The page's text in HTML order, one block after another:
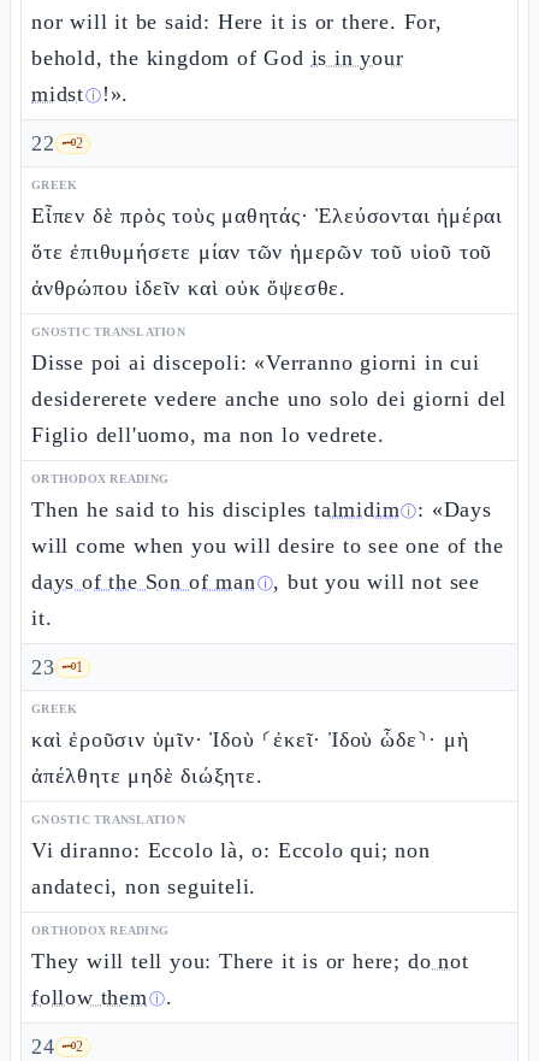
nor will it be said: Here it is or there. For,
behold, the kingdom of God is in your
midstⓘ !».
22 🗝️2
GREEK
Εἶπεν δὲ πρὸς τοὺς μαθητάς· Ἐλεύσονται ἡμέραι
ὅτε ἐπιθυμήσετε μίαν τῶν ἡμερῶν τοῦ υἱοῦ τοῦ
ἀνθρώπου ἰδεῖν καὶ οὐκ ὄψεσθε.
GNOSTIC TRANSLATION
Disse poi ai discepoli: «Verranno giorni in cui
desidererete vedere anche uno solo dei giorni del
Figlio dell'uomo, ma non lo vedrete.
ORTHODOX READING
Then he said to his disciplestalmidimⓘ: «Days
will come when you will desire to see one of the
days of the Son of manⓘ, but you will not see
it.
23 🗝️1
GREEK
καὶ ἐροῦσιν ὑμῖν· Ἰδοὺ ⸂ἐκεῖ· Ἰδοὺ ὧδε⸃· μὴ
ἀπέλθητε μηδὲ διώξητε.
GNOSTIC TRANSLATION
Vi diranno: Eccolo là, o: Eccolo qui; non
andateci, non seguiteli.
ORTHODOX READING
They will tell you: There it is or here; do not
follow themⓘ.
24 🗝️2